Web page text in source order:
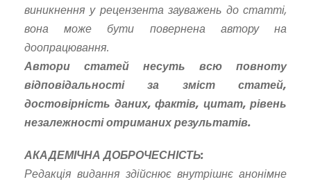
виникнення у рецензента зауважень до статті,
вона може бути повернена автору на
доопрацювання.
Автори статей несуть всю повноту
відповідальності за зміст статей,
достовірність даних, фактів, цитат, рівень
незалежності отриманих результатів.
АКАДЕМІЧНА ДОБРОЧЕСНІСТЬ:
Редакція видання здійснює внутрішнє анонімне